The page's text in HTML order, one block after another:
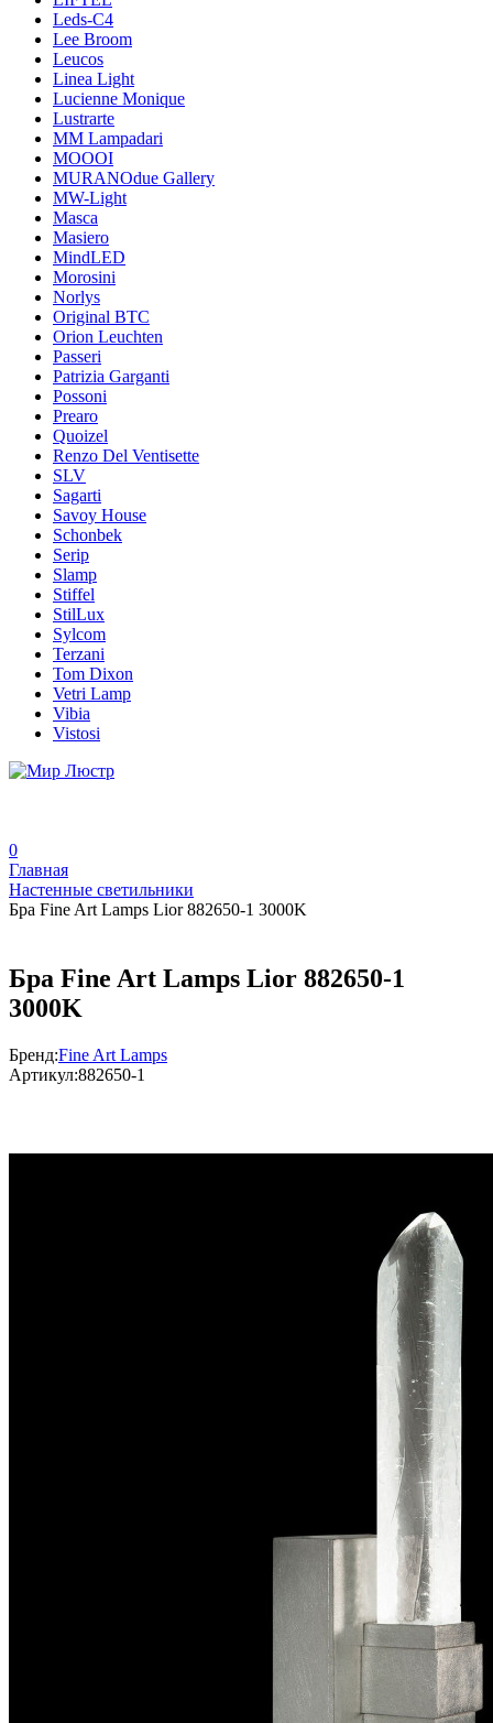
Leds-C4
Lee Broom
Leucos
Linea Light
Lucienne Monique
Lustrarte
MM Lampadari
MOOOI
MURANOdue Gallery
MW-Light
Masca
Masiero
MindLED
Morosini
Norlys
Original BTC
Orion Leuchten
Passeri
Patrizia Garganti
Possoni
Prearo
Quoizel
Renzo Del Ventisette
SLV
Sagarti
Savoy House
Schonbek
Serip
Slamp
Stiffel
StilLux
Sylcom
Terzani
Tom Dixon
Vetri Lamp
Vibia
Vistosi
0
Главная
Настенные светильники
Бра Fine Art Lamps Lior 882650-1 3000K
Бра Fine Art Lamps Lior 882650-1
3000K
Бренд:Fine Art Lamps
Артикул:882650-1